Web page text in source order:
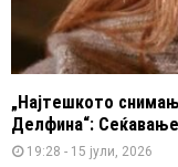
„Најтешкото
Делфина“:
19:28 - 15 јули, 2026